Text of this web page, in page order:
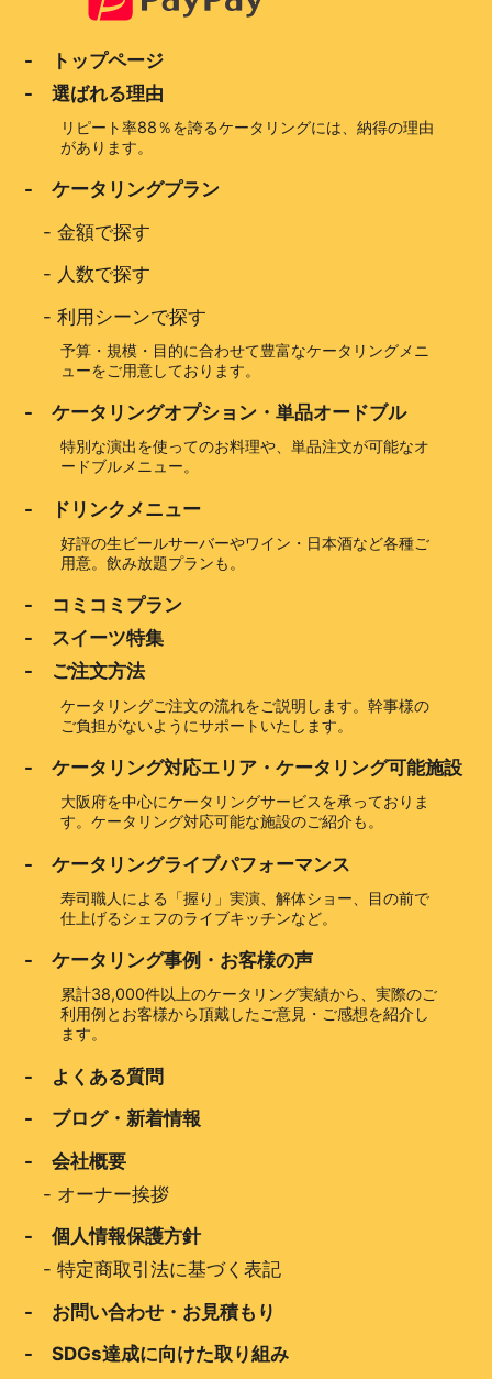
- トップページ
- 選ばれる理由
リピート率88％を誇るケータリングには、納得の理由
があります。
- ケータリングプラン
-金額で探す
- 人数で探す
-利用シーンで探す
予算・規模・目的に合わせて豊富なケータリングメニ
ューをご用意しております。
- ケータリングオプション・単品オードブル
特別な演出を使ってのお料理や、単品注文が可能なオ
ードブルメニュー。
- ドリンクメニュー
好評の生ビールサーバーやワイン・日本酒など各種ご
用意。飲み放題プランも。
- コミコミプラン
- スイーツ特集
- ご注文方法
ケータリングご注文の流れをご説明します。幹事様の
ご負担がないようにサポートいたします。
- ケータリング対応エリア・ケータリング可能施設
大阪府を中心にケータリングサービスを承っておりま
す。ケータリング対応可能な施設のご紹介も。
- ケータリングライブパフォーマンス
寿司職人による「握り」実演、解体ショー、目の前で
仕上げるシェフのライブキッチンなど。
- ケータリング事例・お客様の声
累計38,000件以上のケータリング実績から、実際のご
利用例とお客様から頂戴したご意見・ご感想を紹介し
ます。
- よくある質問
- ブログ・新着情報
- 会社概要
- オーナー挨拶
- 個人情報保護方針
-特定商取引法に基づく表記
- お問い合わせ・お見積もり
- SDGs達成に向けた取り組み